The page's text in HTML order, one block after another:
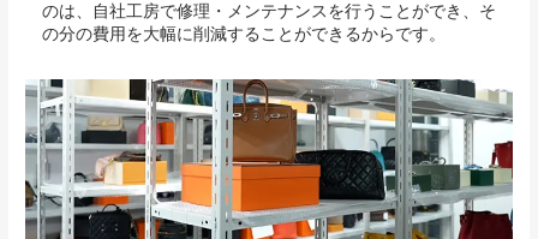
のは、自社工房で修理・メンテナンスを行うことができ、そ
の分の費用を大幅に削減することができるからです。